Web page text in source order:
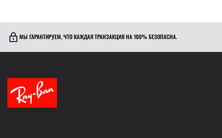
МЫ ГАРАНТИРУЕМ, ЧТО КАЖДАЯ ТРАНЗАКЦИЯ НА 100% БЕЗОПАСНА.